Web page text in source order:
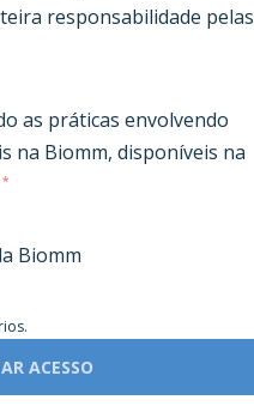
responsabilidade pelas
as práticas envolvendo
na Biomm, disponíveis na
*
Biomm
ACESSO